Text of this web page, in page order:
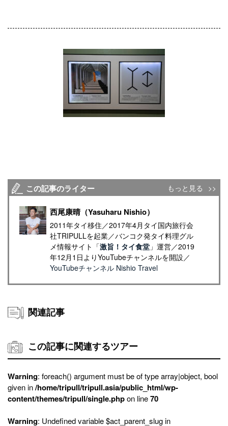
この記事のライター もっと見る
西尾康晴（Yasuharu Nishio）
2011年タイ移住／2017年4月タイ国内旅行会
社TRIPULLを起業／バンコク発タイ料理グル
メ情報サイト「激旨！タイ食堂」運営／2019
年12月1日よりYouTubeチャンネルを開設／
YouTubeチャンネル Nishio Travel
関連記事
この記事に関連するツアー
Warning: foreach() argument must be of type array|object, bool
given in/home/tripull/tripull.asia/public_html/wp-
content/themes/tripull/single.phpon line70
Warning: Undefined variable $act_parent_slug in